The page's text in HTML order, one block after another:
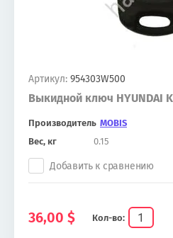
Артикул: 954303W500
Выкидной ключ HYUNDAI
Производитель MOBIS
Вес, кг
0.15
Кол-во:
Добавить к сравнению
36,00 $